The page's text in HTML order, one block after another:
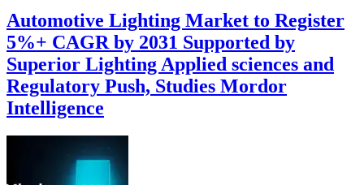
Automotive Lighting Market to Register
5%+ CAGR by 2031 Supported by
Superior Lighting Applied sciences and
Regulatory Push, Studies Mordor
Intelligence